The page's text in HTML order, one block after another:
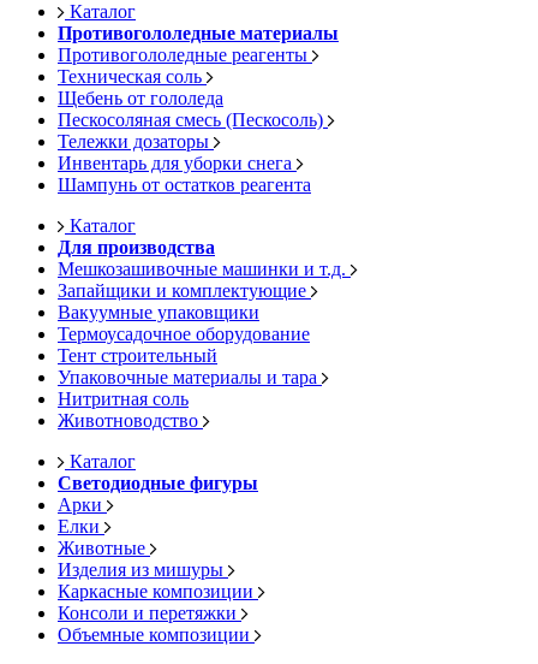
Каталог
Противогололедные материалы
Противогололедные реагенты
Техническая соль
Щебень от гололеда
Пескосоляная смесь (Пескосоль)
Тележки дозаторы
Инвентарь для уборки снега
Шампунь от остатков реагента
Каталог
Для производства
Мешкозашивочные машинки и т.д.
Запайщики и комплектующие
Вакуумные упаковщики
Термоусадочное оборудование
Тент строительный
Упаковочные материалы и тара
Нитритная соль
Животноводство
Каталог
Светодиодные фигуры
Арки
Елки
Животные
Изделия из мишуры
Каркасные композиции
Консоли и перетяжки
Объемные композиции